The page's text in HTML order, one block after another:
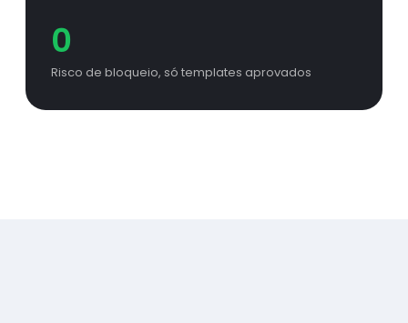
0
Risco de bloqueio, só templates aprovados